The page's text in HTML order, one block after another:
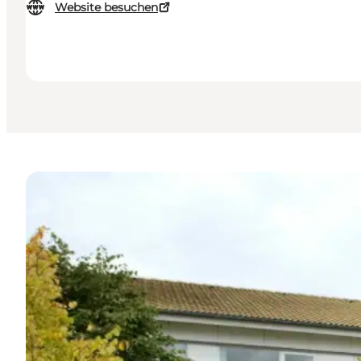
Website besuchen